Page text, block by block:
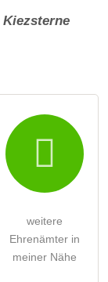
Kiezsterne
weitere
Ehrenämter in
meiner Nähe